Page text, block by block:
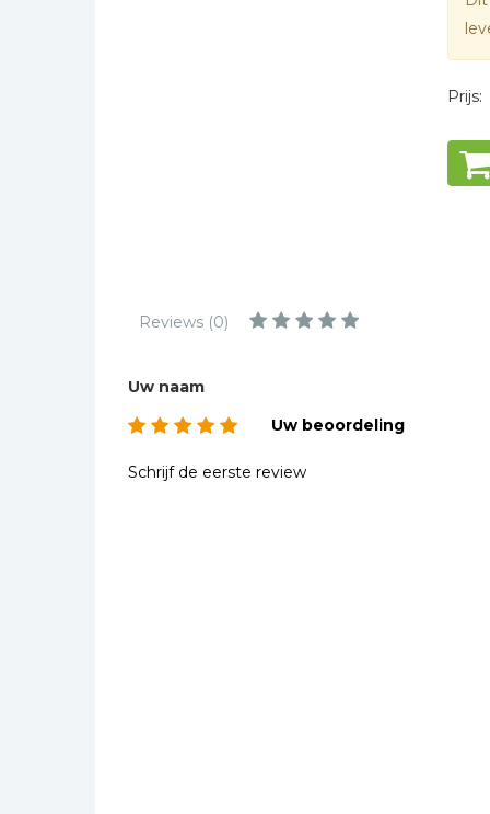
Taalstudie
Prijs:
Reviews (0)
Uw naam
Uw beoordeling
Schrijf de eerste review